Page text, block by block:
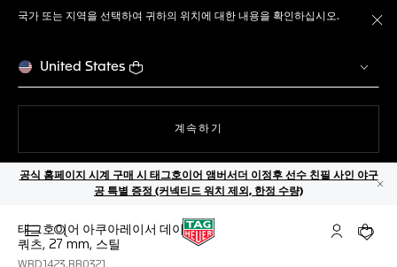
국가 또는 지역을 선택하여 귀하의 위치에 대한 내용을 확인하십시오.
United States
웹사이트에서
계속하기
공식 홈페이지 시계 구매 시 태그호이어 앰버서더 이정후 선수 친필 사인 야구
공 특별 증정 (커넥티드 워치 제외, 한정 수량)
검색 열기 마이 태그호
귀하
태그호이어 아쿠아레이서 데이트
쿼츠, 27 mm, 스틸